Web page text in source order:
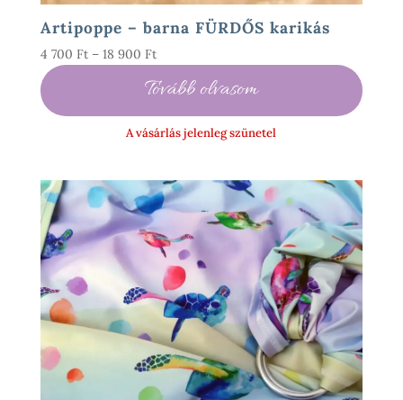
Artipoppe – barna FÜRDŐS karikás
4 700 Ft – 18 900 FtÁrtartomány:
700 Ft
-
18
Tovább olvasom
A vásárlás jelenleg szünetel